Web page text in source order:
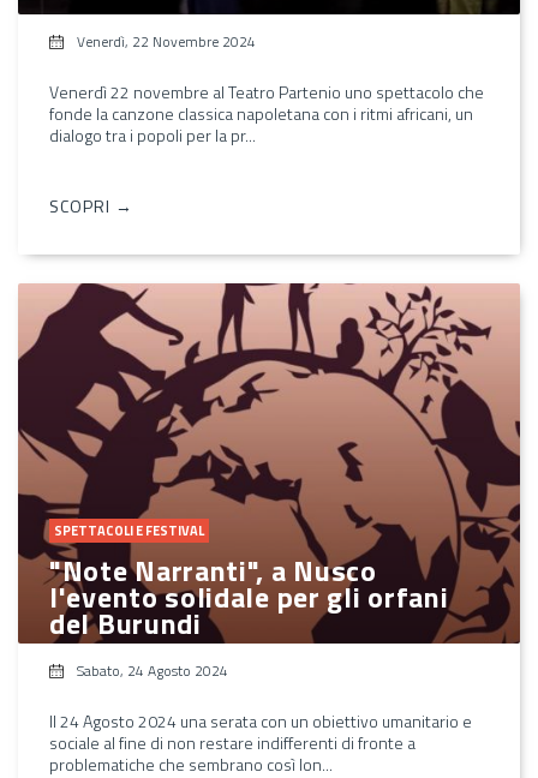
Venerdì, 22 Novembre 2024
Venerdì 22 novembre al Teatro Partenio uno spettacolo che
fonde la canzone classica napoletana con i ritmi africani, un
dialogo tra i popoli per la pr...
SCOPRI →
SPETTACOLI E FESTIVAL
"Note Narranti", a Nusco
l'evento solidale per gli orfani
del Burundi
Sabato, 24 Agosto 2024
Il 24 Agosto 2024 una serata con un obiettivo umanitario e
sociale al fine di non restare indifferenti di fronte a
problematiche che sembrano così lon...